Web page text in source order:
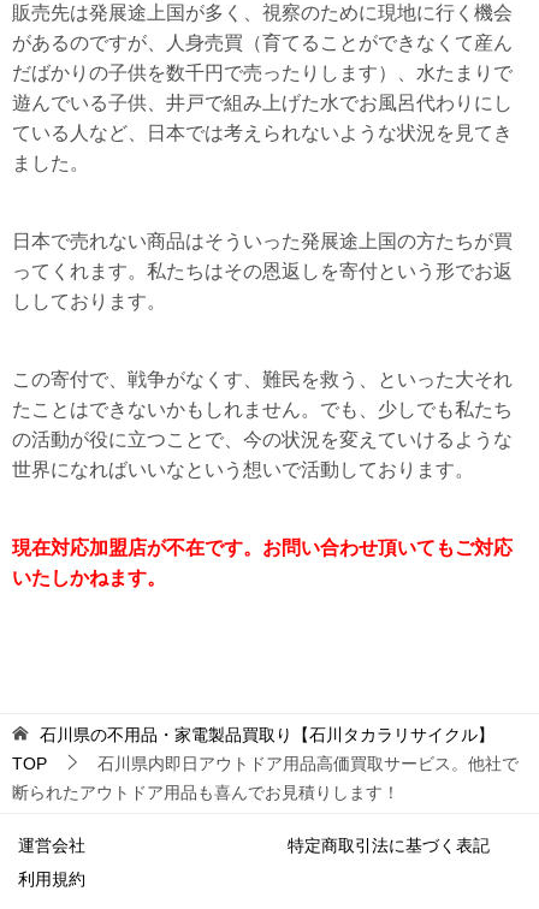
販売先は発展途上国が多く、視察のために現地に行く機会
があるのですが、人身売買（育てることができなくて産ん
だばかりの子供を数千円で売ったりします）、水たまりで
遊んでいる子供、井戸で組み上げた水でお風呂代わりにし
ている人など、日本では考えられないような状況を見てき
ました。
日本で売れない商品はそういった発展途上国の方たちが買
ってくれます。私たちはその恩返しを寄付という形でお返
ししております。
この寄付で、戦争がなくす、難民を救う、といった大それ
たことはできないかもしれません。でも、少しでも私たち
の活動が役に立つことで、今の状況を変えていけるような
世界になればいいなという想いで活動しております。
現在対応加盟店が不在です。お問い合わせ頂いてもご対応
いたしかねます。
石川県の不用品・家電製品買取り【石川タカラリサイクル】
TOP
石川県内即日アウトドア用品高価買取サービス。他社で
断られたアウトドア用品も喜んでお見積りします！
運営会社
特定商取引法に基づく表記
利用規約